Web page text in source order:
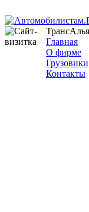
Главная
О фирме
Грузовики
Контакты